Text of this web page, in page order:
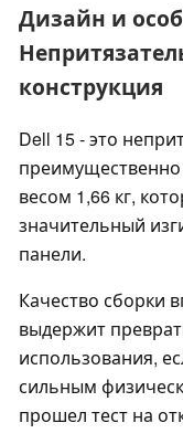
Дизайн и
конструкция
Dell 15 - это
преимущественно
весом 1,66 кг,
значительный
панели.
Качество сборки
выдержит
использования,
сильным
прошел тест на